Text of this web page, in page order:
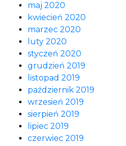
maj 2020
kwiecień 2020
marzec 2020
luty 2020
styczeń 2020
grudzień 2019
listopad 2019
październik 2019
wrzesień 2019
sierpień 2019
lipiec 2019
czerwiec 2019